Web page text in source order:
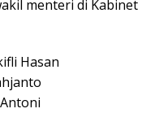
menteri di Kabinet
Hasan